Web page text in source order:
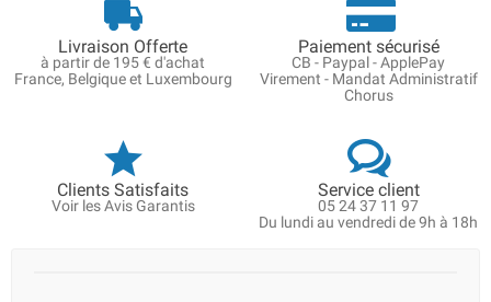
Livraison Offerte
à partir de 195 € d'achat
France, Belgique et Luxembourg
Paiement sécurisé
CB - Paypal - ApplePay
Virement - Mandat Administratif
Chorus
Clients Satisfaits
Voir les Avis Garantis
Service client
05 24 37 11 97
Du lundi au vendredi de 9h à 18h